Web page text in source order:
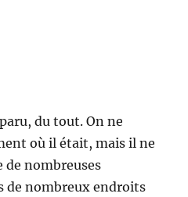
du tout. On ne
où il était, mais il ne
de nombreuses
de nombreux endroits